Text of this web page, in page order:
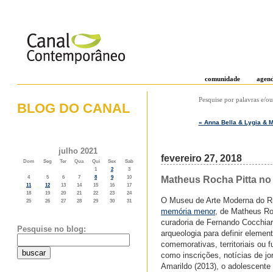
comunidade
BLOG DO CANAL
julho 2021
Dom Seg Ter Qua Qui Sex
Sab
1
2
3
4
5 6 7 8 9
10
11
12 13 14 15 16
17
18
19 20 21 22 23
24
25
26 27 28 29 30 31
Pesquise no blog:
Pesquise por palavras e/
« Anna Bella & Lygia &
fevereiro 27, 2018
Matheus Rocha Pitta
O Museu de Arte Moderna do
memória menor, de Matheus
curadoria de Fernando
arqueologia para definir
comemorativas, territoriais ou
como inscrições, notícias de
Amarildo (2013), o